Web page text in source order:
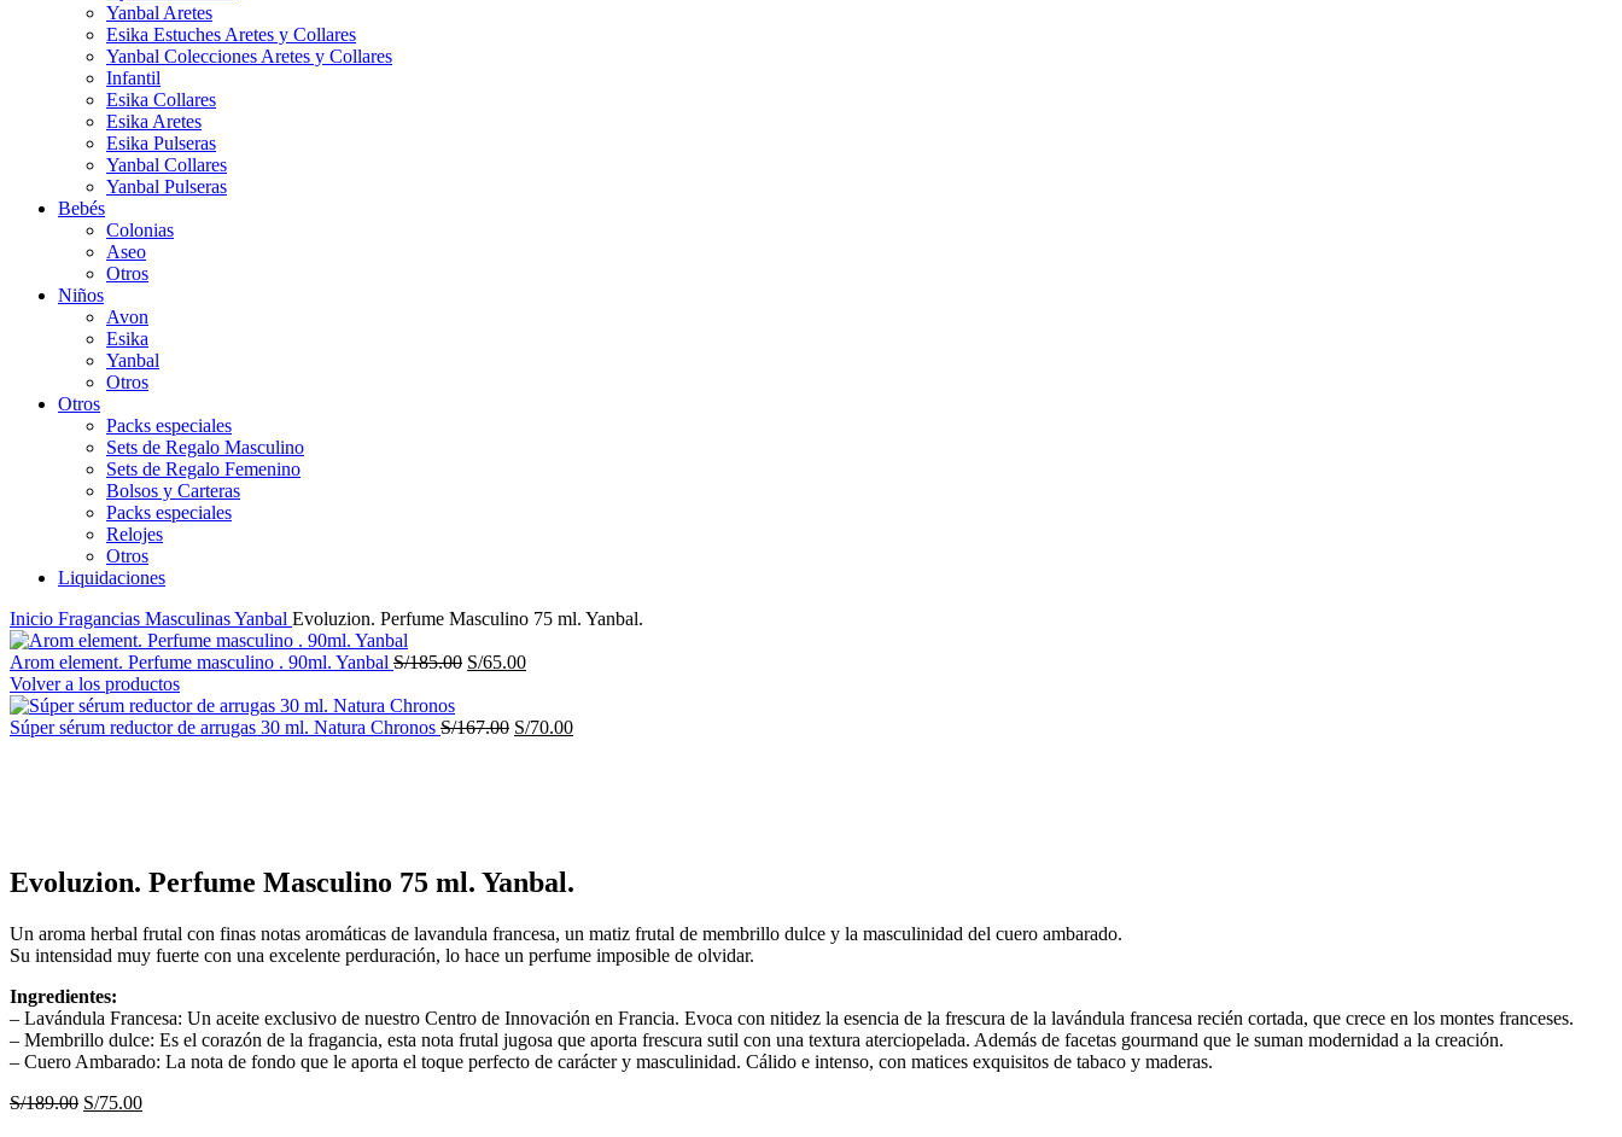
Yanbal Aretes
Esika Estuches Aretes y Collares
Yanbal Colecciones Aretes y Collares
Infantil
Esika Collares
Esika Aretes
Esika Pulseras
Yanbal Collares
Yanbal Pulseras
Bebés
Colonias
Aseo
Otros
Niños
Avon
Esika
Yanbal
Otros
Otros
Packs especiales
Sets de Regalo Masculino
Sets de Regalo Femenino
Bolsos y Carteras
Packs especiales
Relojes
Otros
Liquidaciones
Inicio Fragancias MasculinasYanbal Evoluzion. Perfume Masculino 75 ml. Yanbal.
Arom element. Perfume masculino . 90ml. Yanbal S/185.00 El
era:
S/65.00El
es:
Volver a los productos
Súper sérum reductor de arrugas 30 ml. Natura Chronos S/167.00 El
S/70.00El
Evoluzion. Perfume Masculino 75 ml. Yanbal.
Un aroma herbal frutal con finas notas aromáticas de lavandula francesa, un matiz frutal de membrillo dulce y la masculinidad del cuero ambarado.
Su intensidad muy fuerte con una excelente perduración, lo hace un perfume imposible de olvidar.
Ingredientes:
– Lavándula Francesa: Un aceite exclusivo de nuestro Centro de Innovación en Francia. Evoca con nitidez la esencia de la frescura de la lavándula francesa recién cortada, que crece en los montes franceses.
– Membrillo dulce: Es el corazón de la fragancia, esta nota frutal jugosa que aporta frescura sutil con una textura aterciopelada. Además de facetas gourmand que le suman modernidad a la creación.
– Cuero Ambarado: La nota de fondo que le aporta el toque perfecto de carácter y masculinidad. Cálido e intenso, con matices exquisitos de tabaco y maderas.
S/189.00 El
S/75.00El